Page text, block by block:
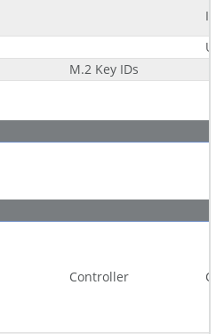
M.2 Key IDs
Controller